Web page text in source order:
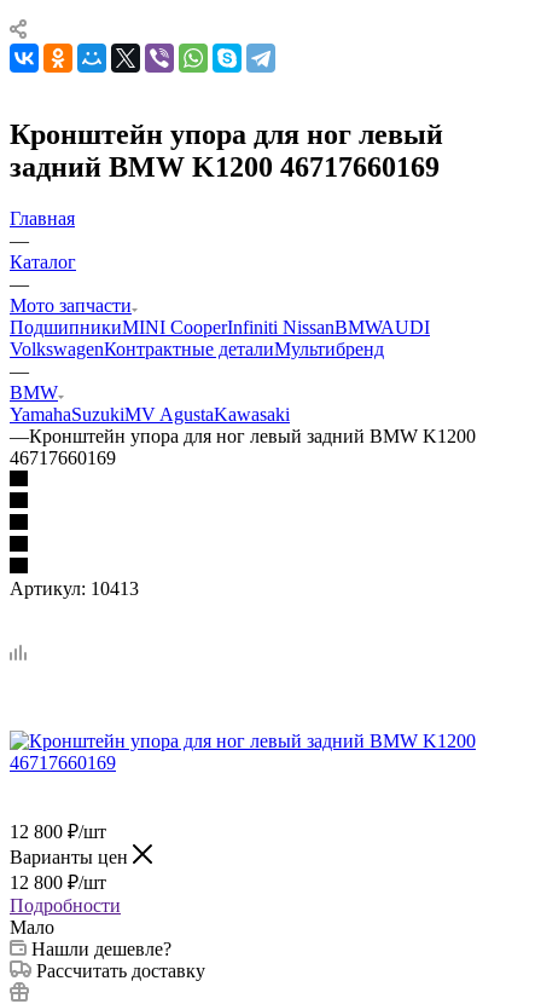
Кронштейн упора для ног левый
задний BMW K1200 46717660169
Главная
—
Каталог
—
Мото запчасти
ПодшипникиMINI CooperInfiniti NissanBMWAUDI
VolkswagenКонтрактные деталиМультибренд
—
BMW
YamahaSuzukiMV AgustaKawasaki
—Кронштейн упора для ног левый задний BMW K1200
46717660169
Артикул: 10413
12 800 ₽/шт
Варианты цен
12 800 ₽/шт
Подробности
Мало
Нашли дешевле?
Рассчитать доставку